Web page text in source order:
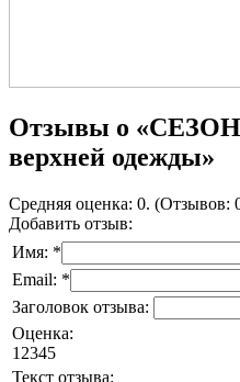
Отзывы о
верхней одежды»
Средняя оценка: 0. (Отзывов:
Добавить отзыв:
Имя: *
Email: *
Заголовок отзыва:
Оценка:
1 2345
Текст отзыва: